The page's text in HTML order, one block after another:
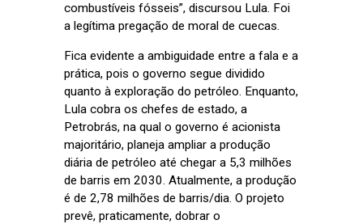
combustíveis fósseis”, discursou Lula. Foi
a legítima pregação de moral de cuecas.
Fica evidente a ambiguidade entre a fala e a
prática, pois o governo segue dividido
quanto à exploração do petróleo. Enquanto,
Lula cobra os chefes de estado, a
Petrobrás, na qual o governo é acionista
majoritário, planeja ampliar a produção
diária de petróleo até chegar a 5,3 milhões
de barris em 2030. Atualmente, a produção
é de 2,78 milhões de barris/dia. O projeto
prevê, praticamente, dobrar o